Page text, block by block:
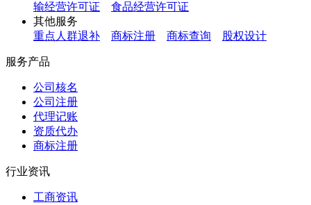
输经营许可证
食品经营许可证
其他服务
重点人群退补
商标注册 商标查询 股权设计
服务产品
公司核名
公司注册
代理记账
资质代办
商标注册
行业资讯
工商资讯